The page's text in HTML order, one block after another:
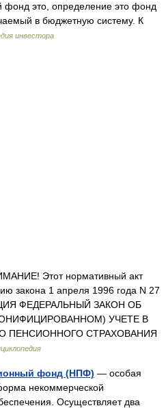
это, определение это фонд
в бюджетную систему. К
инвестора
Этот нормативный акт
закона 1 апреля 1996 года N 27
ФЕДЕРАЛЬНЫЙ ЗАКОН ОБ
УЧЕТЕ В
ПЕНСИОННОГО СТРАХОВАНИЯ
фонд (НПФ) — особая
некоммерческой
Осуществляет два